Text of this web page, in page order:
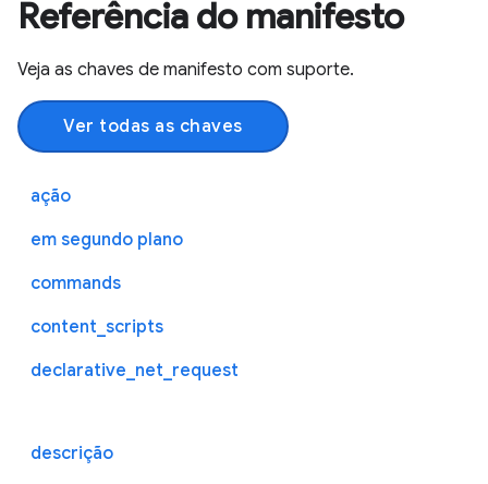
Referência do manifesto
Veja as chaves de manifesto com suporte.
Ver todas as chaves
ação
em segundo plano
commands
content_scripts
declarative_net_request
descrição